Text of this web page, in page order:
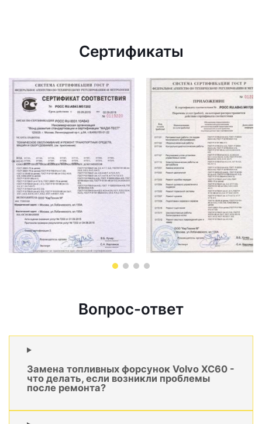
Сертификаты
Вопрос-ответ
Замена топливных форсунок Volvo XC60 -
что делать, если возникли проблемы
после ремонта?